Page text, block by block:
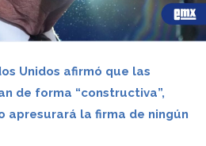
Unidos afirmó que las
de forma “constructiva”,
apresurará la firma de ningún